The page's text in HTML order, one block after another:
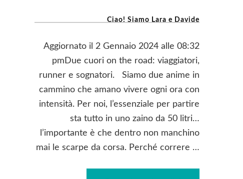
Ciao! Siamo Lara e Davide
Aggiornato il 2 Gennaio 2024 alle 08:32
pmDue cuori on the road: viaggiatori,
runner e sognatori. Siamo due anime in
cammino che amano vivere ogni ora con
intensità. Per noi, l’essenziale per partire
sta tutto in uno zaino da 50 litri…
l’importante è che dentro non manchino
mai le scarpe da corsa. Perché correre …